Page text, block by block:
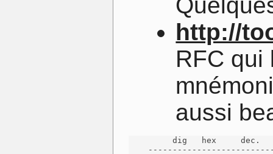
http://
RFC qui
aussi
dig   hex     dec.